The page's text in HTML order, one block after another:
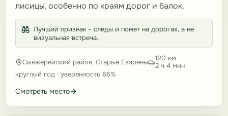
лисицы, особенно по краям дорог и балок.
Лучший признак - следы и помет на дорогах, а не
визуальная встреча.
Сынжерейский район, Старые Езэрены
120 км
2 ч 4 мин
круглый год · уверенность 66%
Смотреть место